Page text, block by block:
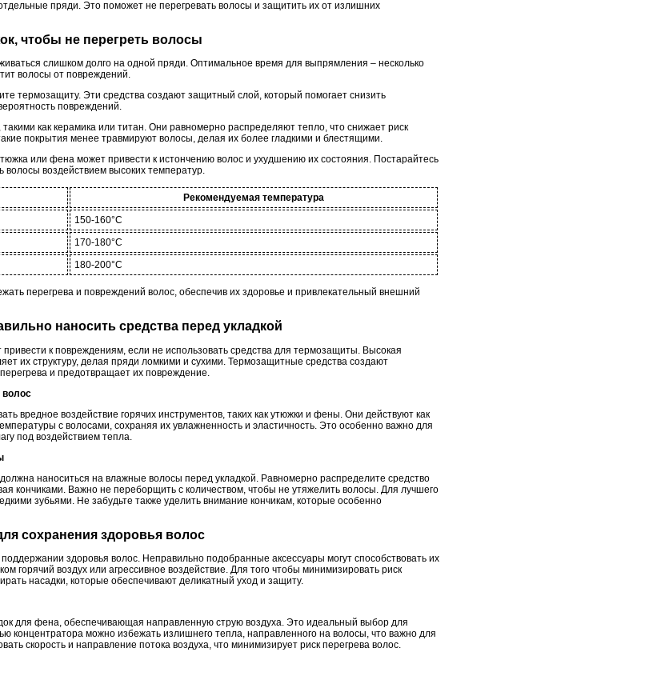
пряди. Это поможет не перегревать волосы и защитить их от излишних
чтобы не перегреть волосы
слишком долго на одной пряди. Оптимальное время для выпрямления – несколько
волосы от повреждений.
термозащиту. Эти средства создают защитный слой, который помогает снизить
повреждений.
как керамика или титан. Они равномерно распределяют тепло, что снижает риск
покрытия менее травмируют волосы, делая их более гладкими и блестящими.
или фена может привести к истончению волос и ухудшению их состояния. Постарайтесь
волосы воздействием высоких температур.
Рекомендуемая температура
150-160°C
170-180°C
180-200°C
перегрева и повреждений волос, обеспечив их здоровье и привлекательный внешний
наносить средства перед укладкой
к повреждениям, если не использовать средства для термозащиты. Высокая
их структуру, делая пряди ломкими и сухими. Термозащитные средства создают
и предотвращает их повреждение.
волос
вредное воздействие горячих инструментов, таких как утюжки и фены. Они действуют как
с волосами, сохраняя их увлажненность и эластичность. Это особенно важно для
под воздействием тепла.
наноситься на влажные волосы перед укладкой. Равномерно распределите средство
кончиками. Важно не переборщить с количеством, чтобы не утяжелить волосы. Для лучшего
зубьями. Не забудьте также уделить внимание кончикам, которые особенно
сохранения здоровья волос
здоровья волос. Неправильно подобранные аксессуары могут способствовать их
горячий воздух или агрессивное воздействие. Для того чтобы минимизировать риск
насадки, которые обеспечивают деликатный уход и защиту.
для фена, обеспечивающая направленную струю воздуха. Это идеальный выбор для
концентратора можно избежать излишнего тепла, направленного на волосы, что важно для
скорость и направление потока воздуха, что минимизирует риск перегрева волос.